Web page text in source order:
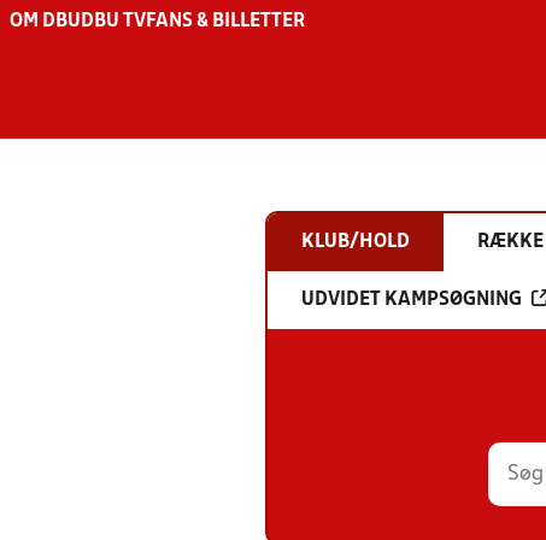
OM DBU DBU TV FANS & BILLETTER
KLUB/HOLD RÆKKE
UDVIDET KAMPSØGNING